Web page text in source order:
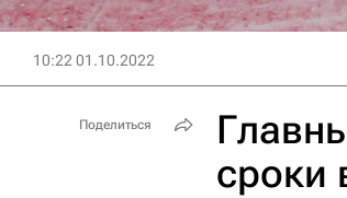
10:22 01.10.2022
сроки
Поделиться